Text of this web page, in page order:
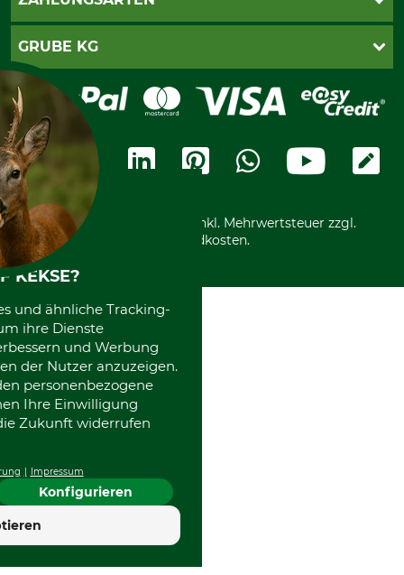
Seilwindenprüfung
Fragen und Antworten
Cookie-Einstellungen
Lieferung
Bestellung widerrufen
Widerrufsbelehrung
Widerrufsformular
Kostenloser Rückversand
Nachhaltigkeit
Entsorgung und Umwelt
Datenschutz Print
PayPal
Kreditkarte
Bankeinzug
Ratenkauf
Rechnung
Vorkasse
GRUBE KG
Leitbild
Karriere
Termine
Ladengeschäft
Motorgeräteshop
Über uns
Community
International
Kooperationen
Alle Preise in Euro und inkl. Mehrwertsteuer zzgl.
Versandkosten.
KEKSE?
und ähnliche Tracking-
ihre Dienste
und Werbung
der Nutzer anzuzeigen.
personenbezogene
Ihre Einwilligung
Zukunft widerrufen
Impressum
Konfigurieren